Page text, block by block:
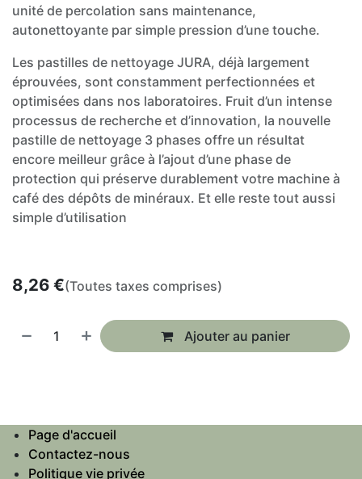
unité de percolation sans maintenance,
autonettoyante par simple pression d’une touche.
Les pastilles de nettoyage JURA, déjà largement
éprouvées, sont constamment perfectionnées et
optimisées dans nos laboratoires. Fruit d’un intense
processus de recherche et d’innovation, la nouvelle
pastille de nettoyage 3 phases offre un résultat
encore meilleur grâce à l’ajout d’une phase de
protection qui préserve durablement votre machine à
café des dépôts de minéraux. Et elle reste tout aussi
simple d’utilisation
8,26 €(Toutes taxes comprises)
Ajouter au panier
Page d'accueil
Contactez-nous
Politique vie privée